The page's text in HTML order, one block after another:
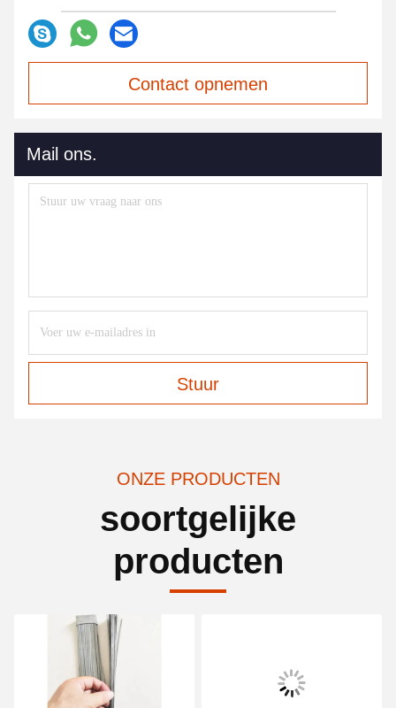
Contact opnemen
Mail ons.
Stuur
ONZE PRODUCTEN
soortgelijke
producten